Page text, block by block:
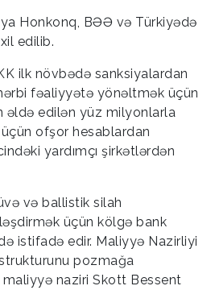
Honkonq, BƏƏ və Türkiyədə
edilib.
ilk növbədə sanksiyalardan
fəaliyyətə yönəltmək üçün
əldə edilən yüz milyonlarla
ofşor hesablardan
yardımçı şirkətlərdən
və ballistik silah
üçün kölgə bank
istifadə edir. Maliyyə Nazirliyi
pozmağa
maliyyə naziri Skott Bessent